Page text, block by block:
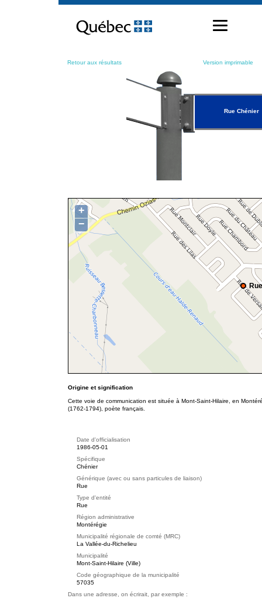
contenu
Retour aux résultats Version imprimable
Rue Chénier
+
−
Origine et signification
Cette voie de communication est située à Mont-Saint-Hilaire, en
(1762-1794), poète français.
Date d'officialisation
1986-05-01
Spécifique
Chénier
Générique (avec ou sans particules de liaison)
Rue
Type d'entité
Rue
Région administrative
Montérégie
Municipalité régionale de comté (MRC)
La Vallée-du-Richelieu
Municipalité
Mont-Saint-Hilaire (Ville)
Code géographique de la municipalité
57035
Dans une adresse, on écrirait, par exemple :